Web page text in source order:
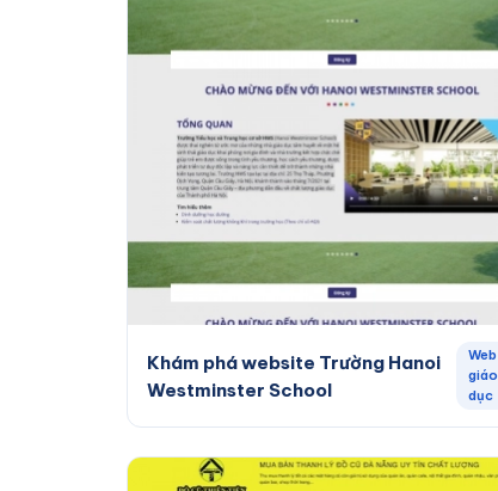
Khám phá website Trường Hanoi
Westminster School
Web
giáo
dục